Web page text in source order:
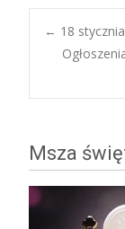
← 18
Msza